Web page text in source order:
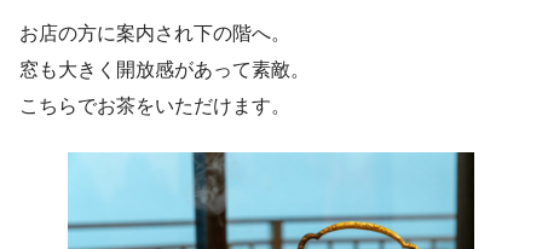
お店の方に案内され下の階へ。
窓も大きく開放感があって素敵。
こちらでお茶をいただけます。